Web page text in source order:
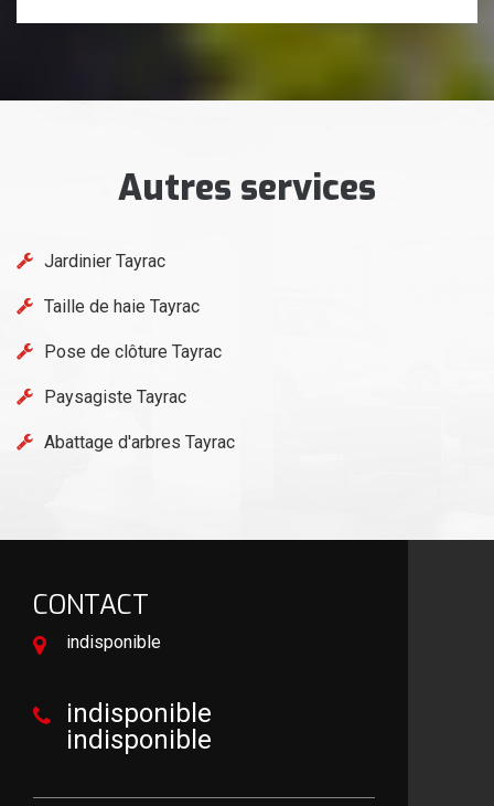
Autres services
Jardinier Tayrac
Taille de haie Tayrac
Pose de clôture Tayrac
Paysagiste Tayrac
Abattage d'arbres Tayrac
CONTACT
indisponible
indisponible
indisponible